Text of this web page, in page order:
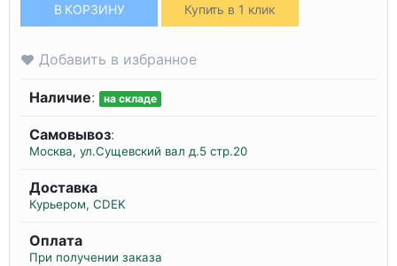
В КОРЗИНУ Купить в 1 клик
Добавить в избранное
Наличие: на складе
Самовывоз:
Москва, ул.Сущевский вал д.5 стр.20
Доставка
Курьером, CDEK
Оплата
При получении заказа